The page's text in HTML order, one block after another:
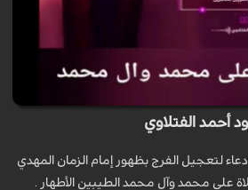
أحمد الفتلاوي
دعاء لتعجيل الفرج بظهور إمام الزمان المهدي
على محمد وآل محمد الطيبين الأطهار .